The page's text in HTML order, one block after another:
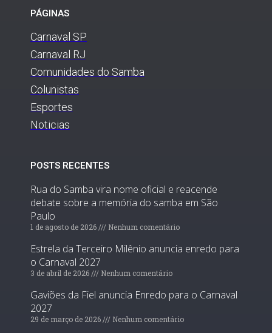
PÁGINAS
Carnaval SP
Carnaval RJ
Comunidades do Samba
Colunistas
Esportes
Noticias
POSTS RECENTES
Rua do Samba vira nome oficial e reacende
debate sobre a memória do samba em São
Paulo
1 de agosto de 2026 Nenhum comentário
Estrela da Terceiro Milênio anuncia enredo para
o Carnaval 2027
3 de abril de 2026 Nenhum comentário
Gaviões da Fiel anuncia Enredo para o Carnaval
2027
29 de março de 2026 Nenhum comentário